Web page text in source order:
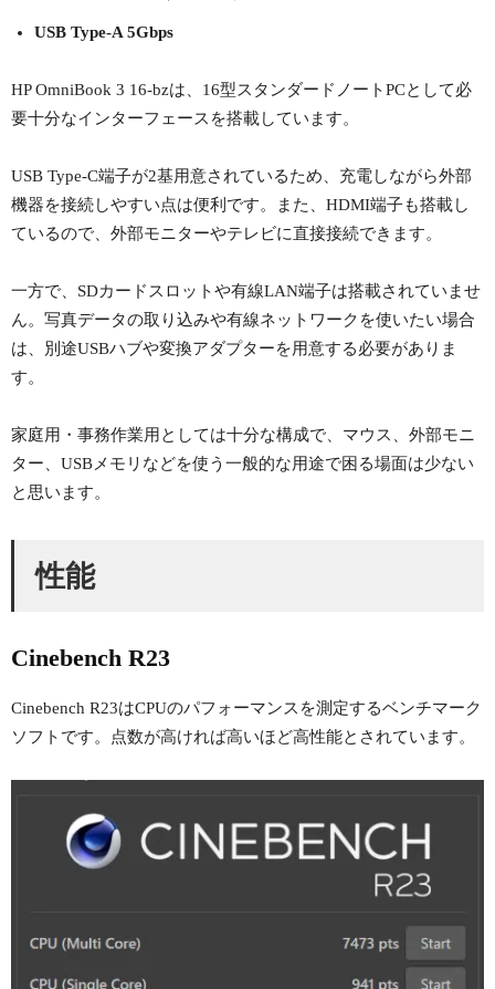
USB Type-A 5Gbps
HP OmniBook 3 16-bzは、16型スタンダードノートPCとして必
要十分なインターフェースを搭載しています。
USB Type-C端子が2基用意されているため、充電しながら外部
機器を接続しやすい点は便利です。また、HDMI端子も搭載し
ているので、外部モニターやテレビに直接接続できます。
一方で、SDカードスロットや有線LAN端子は搭載されていませ
ん。写真データの取り込みや有線ネットワークを使いたい場合
は、別途USBハブや変換アダプターを用意する必要がありま
す。
家庭用・事務作業用としては十分な構成で、マウス、外部モニ
ター、USBメモリなどを使う一般的な用途で困る場面は少ない
と思います。
性能
Cinebench R23
Cinebench R23はCPUのパフォーマンスを測定するベンチマーク
ソフトです。点数が高ければ高いほど高性能とされています。